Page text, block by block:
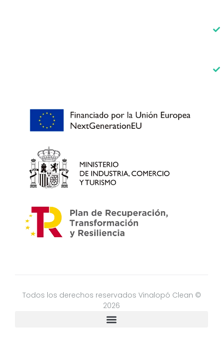
Todos los derechos reservados Vinalopó Clean ©
2026